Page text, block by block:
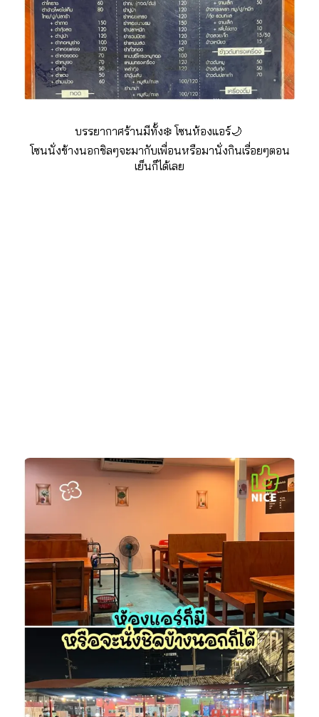
บรรยากาศร้านมีทั้ง❄️ โซนห้องแอร์🌙
โซนนั่งข้างนอกชิลๆจะมากับเพื่อนหรือมานั่งกินเรื่อยๆตอน
เย็นก็ได้เลย